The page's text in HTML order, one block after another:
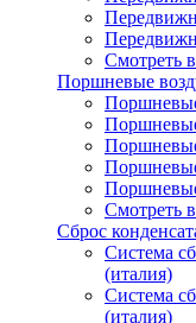
Смотреть
Поршневые
Смотреть
Сброс
Система
(италия)
Система
(италия)